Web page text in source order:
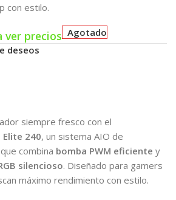
con estilo.
ver precios Agotado
deseos
siempre fresco con el
240, un sistema AIO de
combina bomba PWM eficiente y
silencioso. Diseñado para gamers
máximo rendimiento con estilo.